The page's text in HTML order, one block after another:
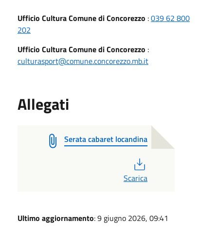
Ufficio Cultura Comune di Concorezzo :039 62 800
202
Ufficio Cultura Comune di Concorezzo :
culturasport@comune.concorezzo.mb.it
Allegati
Serata cabaret locandina
Scarica
Ultimo aggiornamento: 9 giugno 2026, 09:41